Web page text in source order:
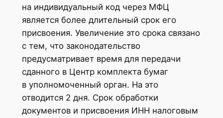
на индивидуальный код через МФЦ
является более длительный срок его
присвоения. Увеличение это срока связано
с тем, что законодательство
предусматривает время для передачи
сданного в Центр комплекта бумаг
в уполномоченный орган. На это
отводится 2 дня. Срок обработки
документов и присвоения ИНН налоговым